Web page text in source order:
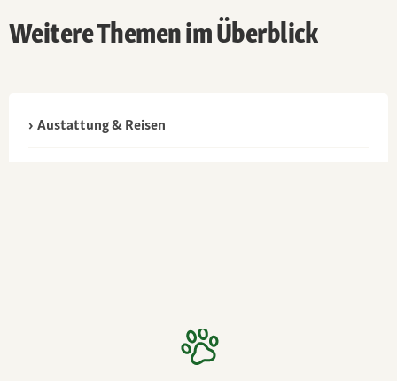
Weitere Themen im Überblick
Austattung & Reisen